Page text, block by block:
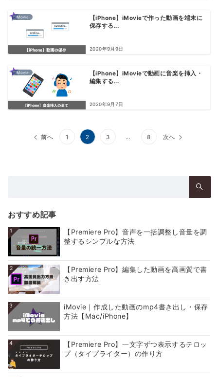
iMovie
【iPhone】iMovieで作った動画を端末に
保存する...
2020年9月9日
iMovie
【iPhone】iMovieで動画に音楽を挿入・
編集する...
2020年9月7日
前へ 1 2 3 … 8 次へ
おすすめ記事
1
【Premiere Pro】音声を一括調整し音量を調
整するシンプルな方法
2
【Premiere Pro】編集した動画を高画質で書
き出す方法
3
iMovie｜作成した動画のmp4書き出し・保存
方法【Mac/iPhone】
4
【Premiere Pro】一文字ずつ表示するテロッ
プ（タイプライター）の作り方